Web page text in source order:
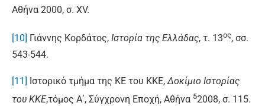
Αθήνα 2000, σ. ΧV.
[10] Γιάννης Κορδάτος, Ιστορία της Ελλάδας, τ. 13ος, σσ.
543-544.
[11] Ιστορικό τμήμα της ΚΕ του ΚΚΕ,Δοκίμιο Ιστορίας
του ΚΚΕ,τόμος Α΄, Σύγχρονη Εποχή, Αθήνα 52008, σ. 115.